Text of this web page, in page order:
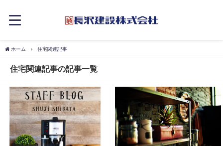
ホーム 住宅関連記事
住宅関連記事の記事一覧